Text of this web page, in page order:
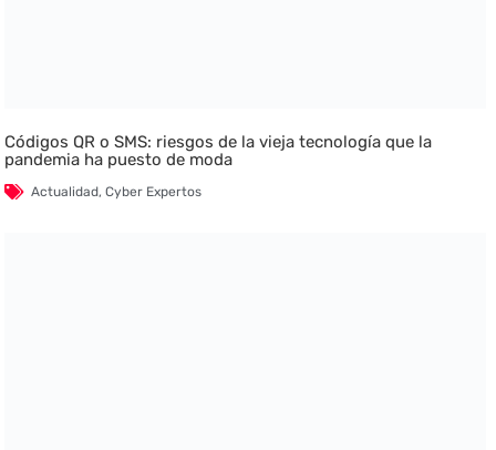
Códigos QR o SMS: riesgos de la vieja tecnología que la
pandemia ha puesto de moda
Actualidad,Cyber Expertos